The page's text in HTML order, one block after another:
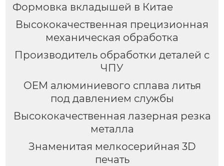
Формовка вкладышей в Китае
Высококачественная прецизионная
механическая обработка
Производитель обработки деталей с
ЧПУ
OEM алюминиевого сплава литья
под давлением службы
Высококачественная лазерная резка
металла
Знаменитая мелкосерийная 3D
печать